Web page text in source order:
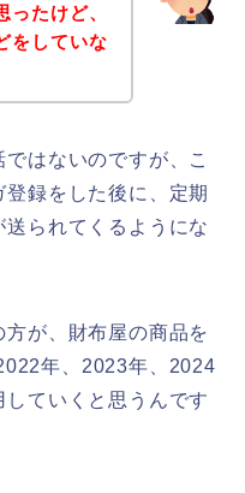
たけど、
をしていな
はないのですが、こ
録をした後に、定期
られてくるようにな
が、財布屋の商品を
年、2023年、2024
ていくと思うんです